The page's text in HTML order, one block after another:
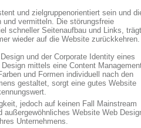
und zielgruppenorientiert sein und
und vermitteln. Die störungsfreie
schneller Seitenaufbau und Links, trägt
wieder auf die Website zurückkehren.
und der Corporate Identity eines
mittels eine Content
und Formen individuell nach den
gestaltet, sorgt eine gutes Website
jedoch auf keinen Fall Mainstream
außergewöhnliches Website Web
Unternehmens.